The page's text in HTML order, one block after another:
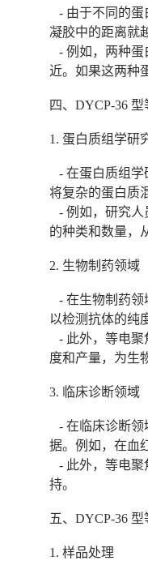
- 由于不同的蛋
凝胶中的距离就
- 例如，两种蛋
近。如果这两种
四、DYCP-36
1. 蛋白质组学研
- 在蛋白质组学
将复杂的蛋白质
- 例如，研究人
的种类和数量，
2. 生物制药领域
- 在生物制药领
以检测抗体的纯
- 此外，等电聚
度和产量，为生
3. 临床诊断领域
- 在临床诊断领
据。例如，在血
- 此外，等电聚
持。
五、DYCP-36
1. 样品处理